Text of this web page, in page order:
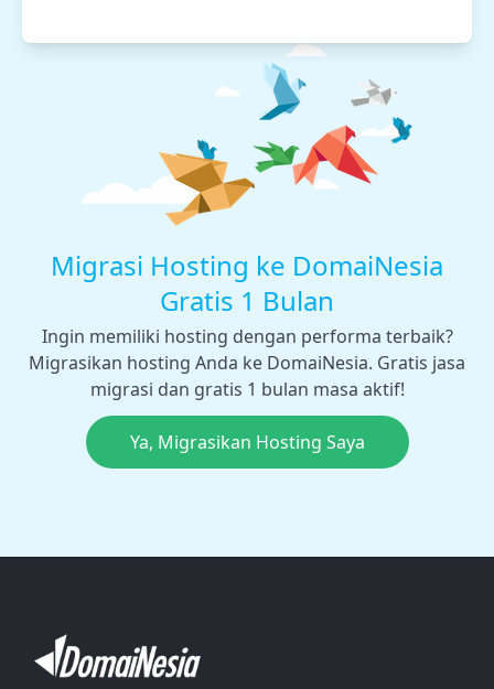
Migrasi Hosting ke DomaiNesia
Gratis 1 Bulan
Ingin memiliki hosting dengan performa terbaik?
Migrasikan hosting Anda ke DomaiNesia. Gratis jasa
migrasi dan gratis 1 bulan masa aktif!
Ya, Migrasikan Hosting Saya